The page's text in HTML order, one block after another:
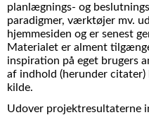
planlægnings- og
paradigmer, værktøjer mv.
hjemmesiden og er senest
Materialet er alment
inspiration på eget brugers
af indhold (herunder citater)
kilde.
Udover projektresultaterne